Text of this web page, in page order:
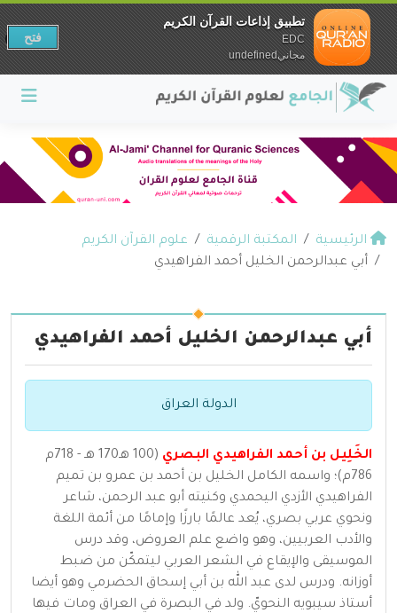
الرئيسية المكتبة الرقمية
علوم القرآن الكريم
أبي عبدالرحمن الخليل أحمد الفراهيدي
أبي عبدالرحمن الخليل أحمد الفراهيدي
الدولة العراق
الخَلِيل بن أحمد الفراهيدي البصري
(100 هـ170 هـ - 718م
786م)؛ واسمه الكامل الخليل بن أحمد بن عمرو بن تميم
الفراهيدي الأزدي اليحمدي وكنيته أبو عبد الرحمن، شاعر
ونحوي عربي بصري، يُعد عالمًا بارزًا وإمامًا من أئمة اللغة
والأدب العربيين، وهو واضع علم العروض، وقد درس
الموسيقى والإيقاع في الشعر العربي ليتمكّن من ضبط
أوزانه. ودرس لدى عبد الله بن أبي إسحاق الحضرمي وهو أيضا
أستاذ سيبويه النحويّ. ولد في البصرة في العراق ومات فيها
تطبيق إذاعات القرآن الكريم
EDC
مجانيundefined
فتح